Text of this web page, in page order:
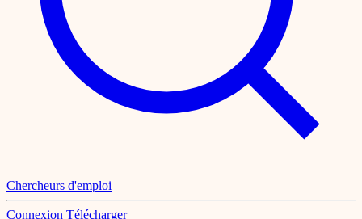
Chercheurs d'emploi
Connexion Télécharger